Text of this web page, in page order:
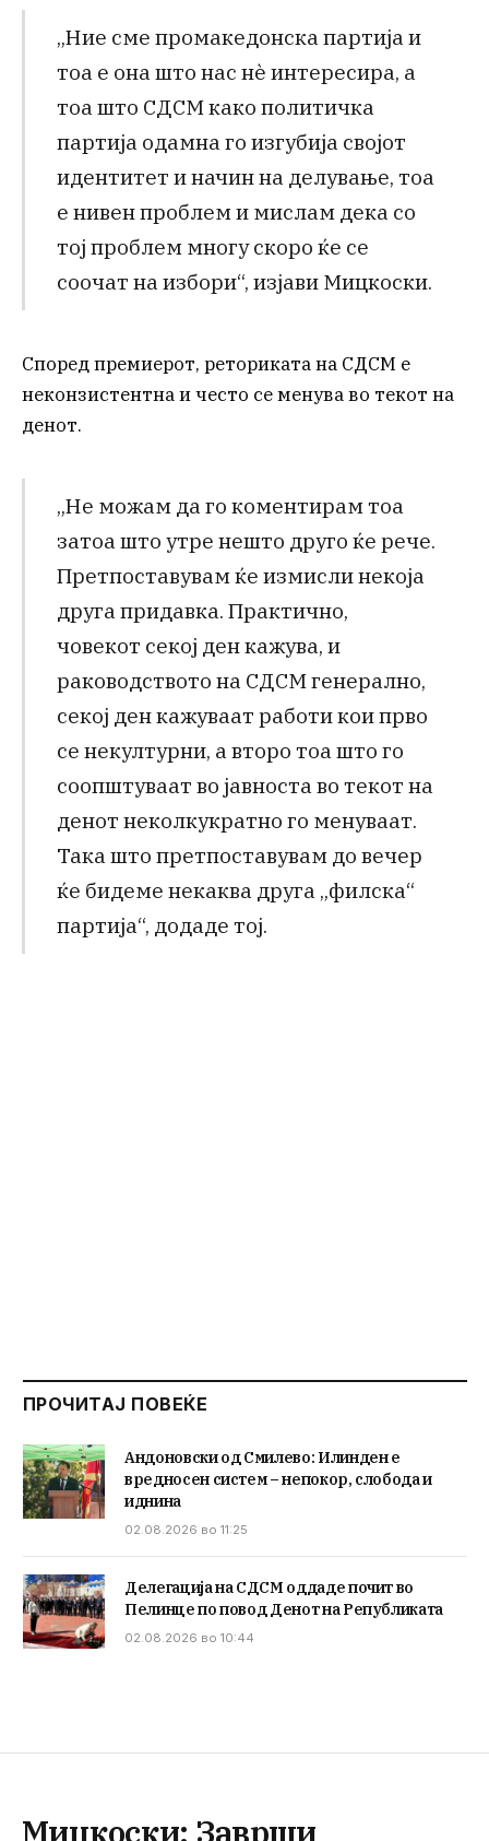
„Ние сме промакедонска партија и
тоа е она што нас нè интересира, а
тоа што СДСМ како политичка
партија одамна го изгубија својот
идентитет и начин на делување, тоа
е нивен проблем и мислам дека со
тој проблем многу скоро ќе се
соочат на избори“, изјави Мицкоски.
Според премиерот, реториката на СДСМ е
неконзистентна и често се менува во текот на
денот.
„Не можам да го коментирам тоа
затоа што утре нешто друго ќе рече.
Претпоставувам ќе измисли некоја
друга придавка. Практично,
човекот секој ден кажува, и
раководството на СДСМ генерално,
секој ден кажуваат работи кои прво
се некултурни, а второ тоа што го
соопштуваат во јавноста во текот на
денот неколкукратно го менуваат.
Така што претпоставувам до вечер
ќе бидеме некаква друга „филска“
партија“, додаде тој.
ПРОЧИТАЈ ПОВЕЌЕ
Андоновски од Смилево: Илинден е
вредносен систем – непокор, слобода и
иднина
02.08.2026 во 11:25
Делегација на СДСМ оддаде почит во
Пелинце по повод Денот на Републиката
02.08.2026 во 10:44
Мицкоски: Заврши